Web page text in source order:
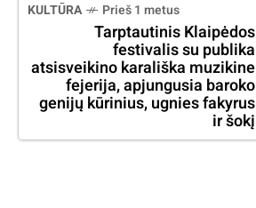
KULTŪRA Prieš 1 metus
Tarptautinis Klaipėdos
festivalis su publika
atsisveikino karališka muzikine
fejerija, apjungusia baroko
genijų kūrinius, ugnies fakyrus
ir šokį